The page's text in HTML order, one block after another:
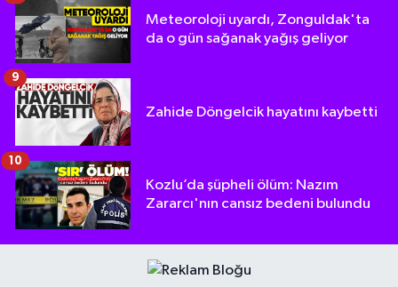
Meteoroloji uyardı, Zonguldak'ta
da o gün sağanak yağış geliyor
Zahide Döngelcik hayatını kaybetti
9
Kozlu’da şüpheli ölüm: Nazım
Zararcı'nın cansız bedeni bulundu
10